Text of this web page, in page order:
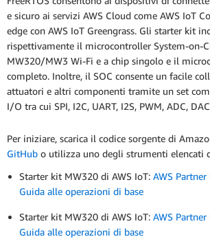
e sicuro ai servizi AWS Cloud come AWS IoT
edge con AWS IoT Greengrass. Gli starter kit
rispettivamente il microcontroller System-on-
MW320/MW3 Wi-Fi e a chip singolo e il
completo. Inoltre, il SOC consente un facile
attuatori e altri componenti tramite un set
I/O tra cui SPI, I2C, UART, I2S, PWM, ADC,
Per iniziare, scarica il codice sorgente di
GitHub o utilizza uno degli strumenti elencati
Starter kit MW320 di AWS IoT: AWS
Guida alle operazioni di base
Starter kit MW320 di AWS IoT: AWS
Guida alle operazioni di base